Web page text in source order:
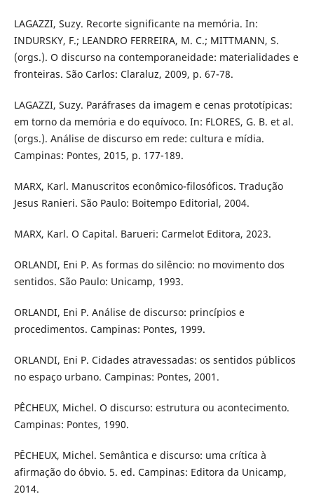
LAGAZZI, Suzy. Recorte significante na memória. In:
INDURSKY, F.; LEANDRO FERREIRA, M. C.; MITTMANN, S.
(orgs.). O discurso na contemporaneidade: materialidades e
fronteiras. São Carlos: Claraluz, 2009, p. 67-78.
LAGAZZI, Suzy. Paráfrases da imagem e cenas prototípicas:
em torno da memória e do equívoco. In: FLORES, G. B. et al.
(orgs.). Análise de discurso em rede: cultura e mídia.
Campinas: Pontes, 2015, p. 177-189.
MARX, Karl. Manuscritos econômico-filosóficos. Tradução
Jesus Ranieri. São Paulo: Boitempo Editorial, 2004.
MARX, Karl. O Capital. Barueri: Carmelot Editora, 2023.
ORLANDI, Eni P. As formas do silêncio: no movimento dos
sentidos. São Paulo: Unicamp, 1993.
ORLANDI, Eni P. Análise de discurso: princípios e
procedimentos. Campinas: Pontes, 1999.
ORLANDI, Eni P. Cidades atravessadas: os sentidos públicos
no espaço urbano. Campinas: Pontes, 2001.
PÊCHEUX, Michel. O discurso: estrutura ou acontecimento.
Campinas: Pontes, 1990.
PÊCHEUX, Michel. Semântica e discurso: uma crítica à
afirmação do óbvio. 5. ed. Campinas: Editora da Unicamp,
2014.